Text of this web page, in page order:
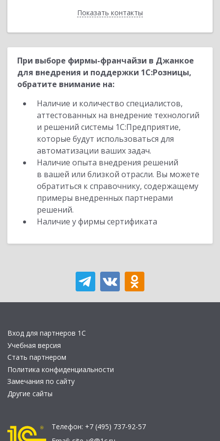
Показать контакты
Назад
При выборе фирмы-франчайзи в Джанкое
для внедрения и поддержки 1С:Розницы,
обратите внимание на:
Наличие и количество специалистов,
аттестованных на внедрение технологий
и решений системы 1С:Предприятие,
которые будут использоваться для
автоматизации ваших задач.
Наличие опыта внедрения решений
в вашей или близкой отрасли. Вы можете
обратиться к справочнику, содержащему
примеры внедренных партнерами
решений.
Наличие у фирмы сертификата
Вход для партнеров 1С
Учебная версия
Стать партнером
Политика конфиденциальности
Замечания по сайту
Другие сайты
Телефон: +7 (495) 737-92-57